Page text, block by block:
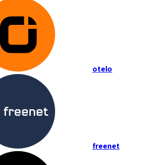
otelo
freenet